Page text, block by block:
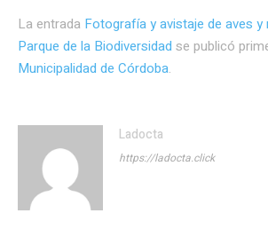
La entrada Fotografía y avistaje de aves y
Parque de la Biodiversidad se publicó
Municipalidad de Córdoba.
Ladocta
https://ladocta.click